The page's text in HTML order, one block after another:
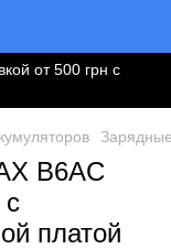
от 500 грн с
B6AC
с
платой